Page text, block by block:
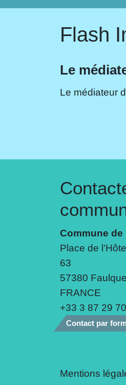
Flash
Le
Le médiateur
Commune
Place de
63
57380
FRANCE
+33 3 87 29
Contact par
Mentions